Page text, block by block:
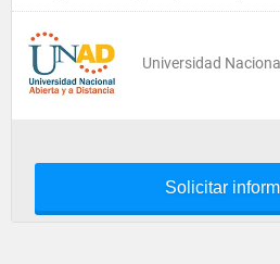
Universidad
Solicitar